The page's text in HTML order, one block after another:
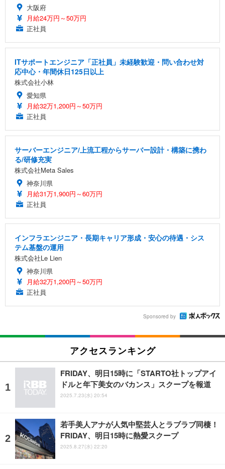
大阪府
月給24万円～50万円
正社員
ITサポートエンジニア「正社員」未経験歓迎・問い合わせ対
応中心・年間休日125日以上
株式会社小林
愛知県
月給32万1,200円～50万円
正社員
サーバーエンジニア/上流工程からサーバー設計・構築に携わ
る/研修充実
株式会社Meta Sales
神奈川県
月給31万1,900円～60万円
正社員
インフラエンジニア・長期キャリア形成・安心の待遇・シス
テム基盤の運用
株式会社Le Lien
神奈川県
月給32万1,200円～50万円
正社員
Sponsored by
アクセスランキング
FRIDAY、明日15時に「STARTO社トップアイ
ドルと年下美女のバカンス」スクープを報道
2025.7.23(水) 20:54
若手美人アナが人気中堅芸人とラブラブ同棲！
FRIDAY、明日15時に熱愛スクープ
2025.8.27(水) 22:20